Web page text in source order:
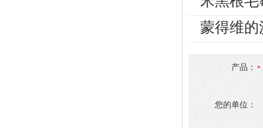
蒙得维
产品：
您的单位：